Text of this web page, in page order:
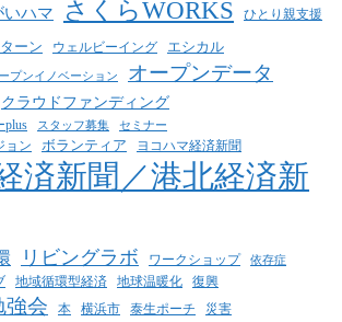
いハマ さくらWORKS ひとり親支援
ーン ウェルビーイング エシカル
プンイノベーション オープンデータ
クラウドファンディング
plus スタッフ募集 セミナー
ョン ボランティア ヨコハマ経済新聞
済新聞／港北経済新
リビングラボ ワークショップ 依存症
地域循環型経済 地球温暖化 復興
強会 本 横浜市 泰生ポーチ 災害